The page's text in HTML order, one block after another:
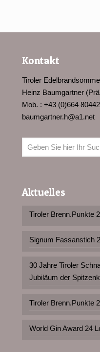
Kontakt
Tiroler
Heinz Baumgartner
Mob. : +43 (0)664
baumgartner.h@a1.net
Aktuelles
Tiroler Brenn.Punkte
Signum Fassanstich
30 Jahre Tiroler
Jubiläum der
Tiroler Brenn.Punkte
World Gin Award 24